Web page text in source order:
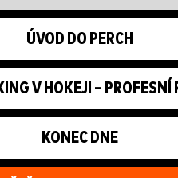
ÚVOD DO PERCH
V HOKEJI – PROFESNÍ
KONEC DNE